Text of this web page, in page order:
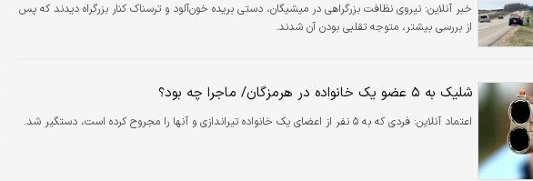
خبر آنلاین: نیروی نظافت بزرگراهی در میشیگان، دستی بریده خون‌آلود و ترسناک کنار بزرگراه دیدند که پس
از بررسی بیشتر، متوجه تقلبی بودن آن شدند.
شلیک به ۵ عضو یک خانواده در هرمزگان/ ماجرا چه بود؟
اعتماد آنلاین: فردی که به ۵ نفر از اعضای یک خانواده تیراندازی و آنها را مجروح کرده است، دستگیر شد.